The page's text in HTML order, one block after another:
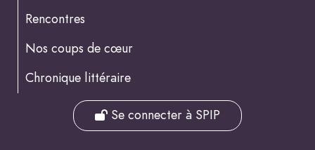
Rencontres
Nos coups de cœur
Chronique littéraire
Se connecter à SPIP